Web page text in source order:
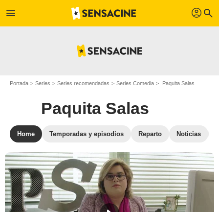
menu profil search
Portada Series Series recomendadas Series Comedia Paquita Salas
Paquita Salas
Home Temporadas y episodios Reparto Noticias